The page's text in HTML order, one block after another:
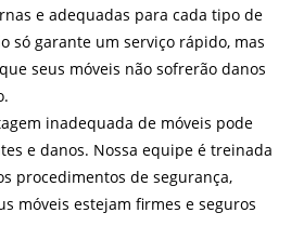
e adequadas para cada tipo de
só garante um serviço rápido, mas
seus móveis não sofrerão danos
inadequada de móveis pode
e danos. Nossa equipe é treinada
procedimentos de segurança,
móveis estejam firmes e seguros